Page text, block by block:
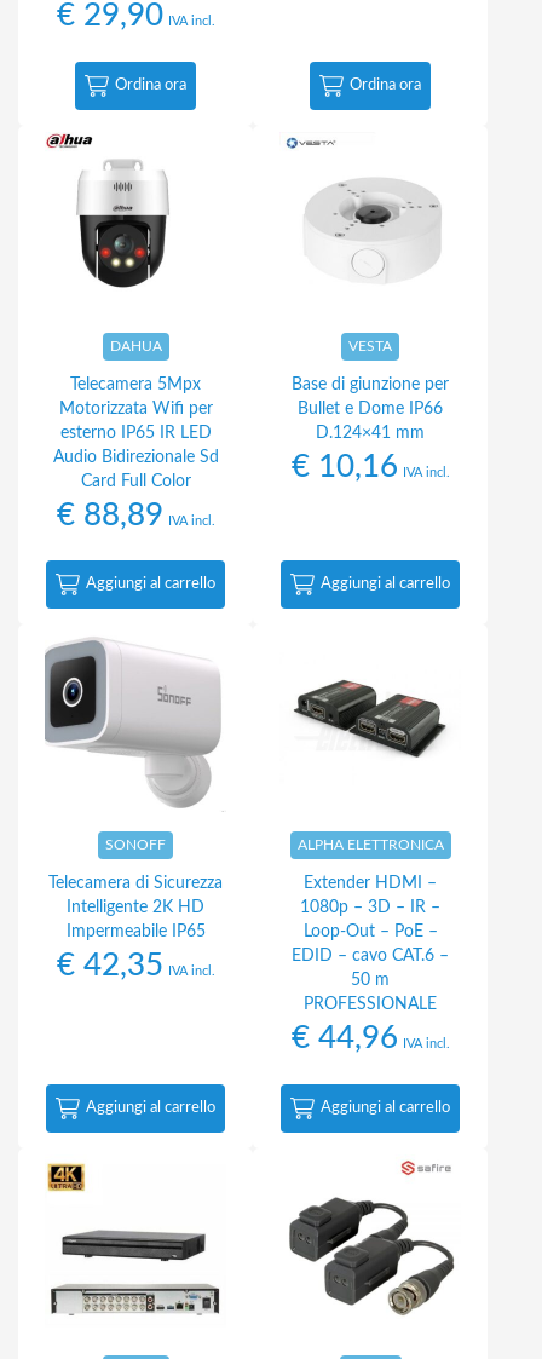
€29,90 IVA incl.
Ordina ora Ordina ora
DAHUA
Telecamera 5Mpx
Motorizzata Wifi per
esterno IP65 IR LED
Audio Bidirezionale Sd
Card Full Color
€88,89 IVA incl.
Aggiungi al carrello
VESTA
Base di giunzione per
Bullet e Dome IP66
D.124×41 mm
€10,16 IVA incl.
Aggiungi al carrello
SONOFF
Telecamera di Sicurezza
Intelligente 2K HD
Impermeabile IP65
€42,35 IVA incl.
Aggiungi al carrello
ALPHA ELETTRONICA
Extender HDMI –
1080p – 3D – IR –
Loop-Out – PoE –
EDID – cavo CAT.6 –
50 m
PROFESSIONALE
€44,96 IVA incl.
Aggiungi al carrello